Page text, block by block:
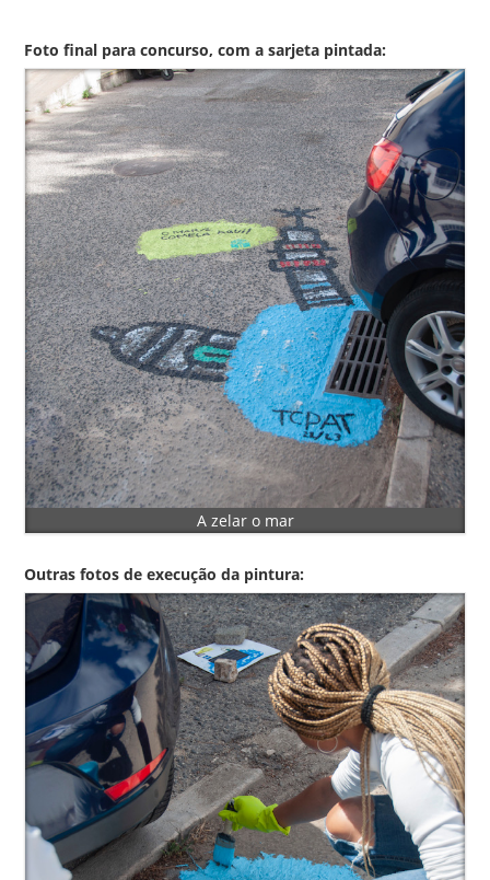
Foto final para concurso, com a sarjeta pintada:
A zelar o mar
Outras fotos de execução da pintura: